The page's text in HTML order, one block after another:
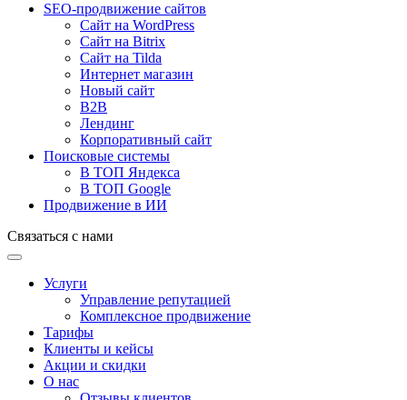
SEO-продвижение сайтов
Сайт на WordPress
Сайт на Bitrix
Сайт на Tilda
Интернет магазин
Новый сайт
B2B
Лендинг
Корпоративный сайт
Поисковые системы
В ТОП Яндекса
В ТОП Google
Продвижение в ИИ
Связаться с нами
Услуги
Управление репутацией
Комплексное продвижение
Тарифы
Клиенты и кейсы
Акции и скидки
О нас